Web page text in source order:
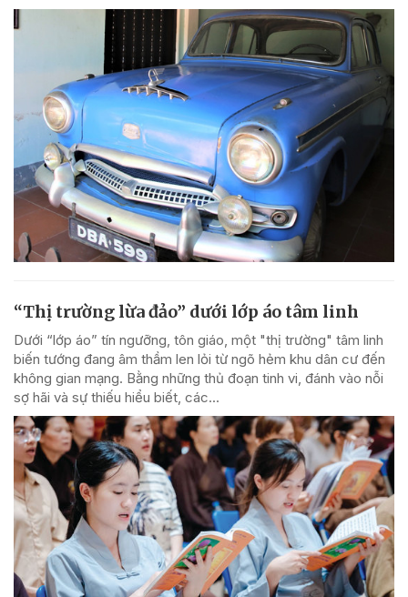
“Thị trường lừa đảo” dưới lớp áo tâm linh
Dưới “lớp áo” tín ngưỡng, tôn giáo, một "thị trường" tâm linh
biến tướng đang âm thầm len lỏi từ ngõ hẻm khu dân cư đến
không gian mạng. Bằng những thủ đoạn tinh vi, đánh vào nỗi
sợ hãi và sự thiếu hiểu biết, các...